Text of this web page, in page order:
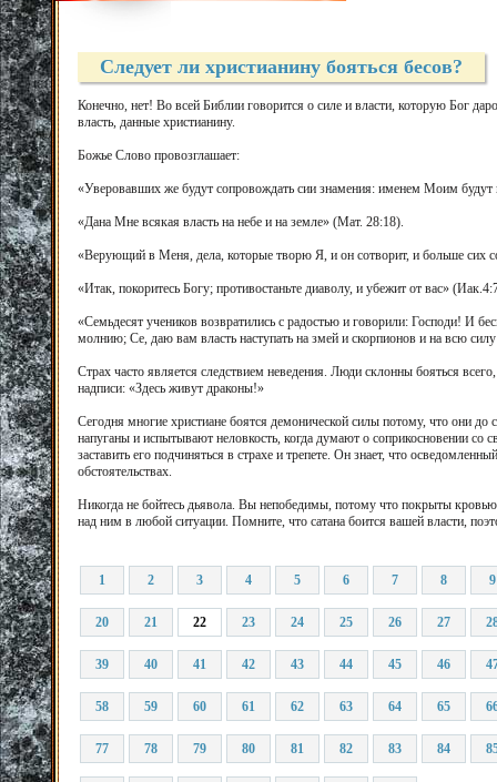
Следует ли христианину бояться бесов?
Конечно, нет! Во всей Библии говорится о силе и власти, которую Бог
власть, данные христианину.
Божье Слово провозглашает:
«Уверовавших же будут сопровождать сии знамения: именем Моим будут
«Дана Мне всякая власть на небе и на земле» (Мат. 28:18).
«Верующий в Меня, дела, которые творю Я, и он сотворит, и больше
«Итак, покоритесь Богу; противостаньте диаволу, и убежит от вас»
«Семьдесят учеников возвратились с радостью и говорили: Господи! И
молнию; Се, даю вам власть наступать на змей и скорпионов и на всю
Страх часто является следствием неведения. Люди склонны бояться
надписи: «Здесь живут драконы!»
Сегодня многие христиане боятся демонической силы потому, что они
напуганы и испытывают неловкость, когда думают о соприкосновении со
заставить его подчиняться в страхе и трепете. Он знает, что
обстоятельствах.
Никогда не бойтесь дьявола. Вы непобедимы, потому что покрыты
над ним в любой ситуации. Помните, что сатана боится вашей власти,
1 2 3 4 5 6 7 8 9
20 21 22 23 24 25 26 27
39 40 41 42 43 44 45 46
58 59 60 61 62 63 64 65
77 78 79 80 81 82 83 84